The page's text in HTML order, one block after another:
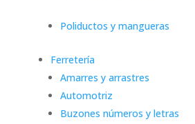
Poliductos y mangueras
Ferretería
Amarres y arrastres
Automotriz
Buzones números y letras